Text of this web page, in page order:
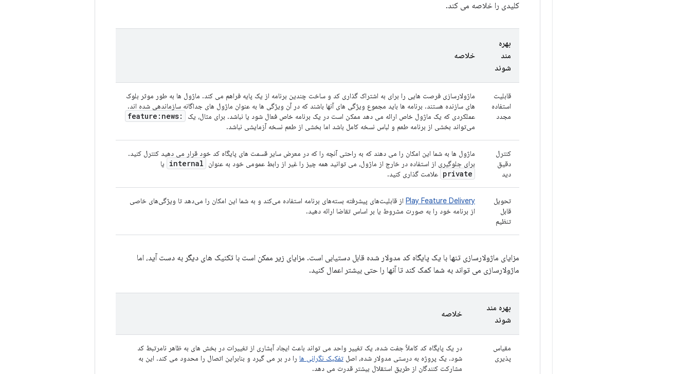
کلیدی را خلاصه می کند.
بهره
مند
شوند
خلاصه
قابلیت
استفاده
مجدد
ماژولارسازی فرصت هایی را برای به اشتراک گذاری کد و ساخت چندین برنامه از یک پایه فراهم می کند. ماژول ها به طور موثر بلوک
های سازنده هستند. برنامه ها باید مجموع ویژگی های آنها باشند که در آن ویژگی ها به عنوان ماژول های جداگانه سازماندهی شده اند.
عملکردی که یک ماژول خاص ارائه می دهد ممکن است در یک برنامه خاص فعال شود یا نباشد. برای مثال، یک
:feature:news
می‌تواند بخشی از برنامه طعم و لباس نسخه کامل باشد اما بخشی از طعم نسخه آزمایشی نباشد.
کنترل
دقیق
دید
ماژول ها به شما این امکان را می دهند که به راحتی آنچه را که در معرض سایر قسمت های پایگاه کد خود قرار می دهید کنترل کنید.
برای جلوگیری از استفاده در خارج از ماژول، می توانید همه چیز را غیر از رابط عمومی خود به عنوان
internal یا
private علامت گذاری کنید.
تحویل
قابل
تنظیم
Play Feature Delivery از قابلیت‌های پیشرفته بسته‌های برنامه استفاده می‌کند و به شما این امکان را می‌دهد تا ویژگی‌های خاصی
از برنامه خود را به صورت مشروط یا بر اساس تقاضا ارائه دهید.
مزایای ماژولارسازی تنها با یک پایگاه کد مدولار شده قابل دستیابی است. مزایای زیر ممکن است با تکنیک های دیگر به دست آید، اما
ماژولارسازی می تواند به شما کمک کند تا آنها را حتی بیشتر اعمال کنید.
بهره مند
شوند
خلاصه
مقیاس
پذیری
در یک پایگاه کد کاملاً جفت شده، یک تغییر واحد می تواند باعث ایجاد آبشاری از تغییرات در بخش های به ظاهر نامرتبط کد
شود. یک پروژه به درستی مدولار شده، اصل تفکیک نگرانی ها را در بر می گیرد و بنابراین اتصال را محدود می کند. این به
مشارکت کنندگان از طریق استقلال بیشتر قدرت می دهد.